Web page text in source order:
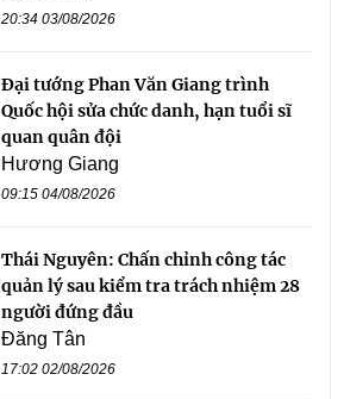
20:34 03/08/2026
Đại tướng Phan Văn Giang trình
Quốc hội sửa chức danh, hạn tuổi sĩ
quan quân đội
Hương Giang
09:15 04/08/2026
Thái Nguyên: Chấn chỉnh công tác
quản lý sau kiểm tra trách nhiệm 28
người đứng đầu
Đăng Tân
17:02 02/08/2026